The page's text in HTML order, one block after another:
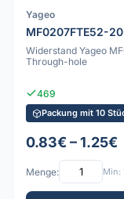
Yageo
MF0207FTE52-
Widerstand Yageo
Through-hole
469
Packung mit 10
0.83€ – 1.25€
Menge: Min: